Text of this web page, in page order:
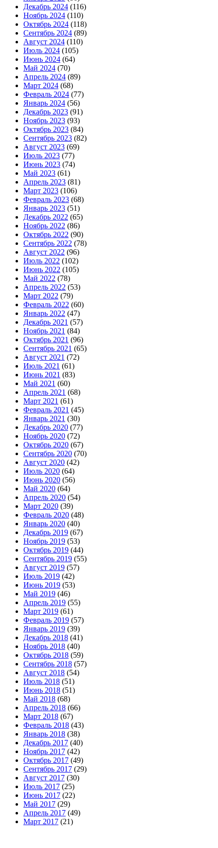
Декабрь 2024 (116)
Ноябрь 2024 (110)
Октябрь 2024 (118)
Сентябрь 2024 (89)
Август 2024 (110)
Июль 2024 (105)
Июнь 2024 (64)
Май 2024 (70)
Апрель 2024 (89)
Март 2024 (68)
Февраль 2024 (77)
Январь 2024 (56)
Декабрь 2023 (91)
Ноябрь 2023 (93)
Октябрь 2023 (84)
Сентябрь 2023 (82)
Август 2023 (69)
Июль 2023 (77)
Июнь 2023 (74)
Май 2023 (61)
Апрель 2023 (81)
Март 2023 (106)
Февраль 2023 (68)
Январь 2023 (51)
Декабрь 2022 (65)
Ноябрь 2022 (86)
Октябрь 2022 (90)
Сентябрь 2022 (78)
Август 2022 (96)
Июль 2022 (102)
Июнь 2022 (105)
Май 2022 (78)
Апрель 2022 (53)
Март 2022 (79)
Февраль 2022 (60)
Январь 2022 (47)
Декабрь 2021 (57)
Ноябрь 2021 (84)
Октябрь 2021 (96)
Сентябрь 2021 (65)
Август 2021 (72)
Июль 2021 (61)
Июнь 2021 (83)
Май 2021 (60)
Апрель 2021 (68)
Март 2021 (61)
Февраль 2021 (45)
Январь 2021 (30)
Декабрь 2020 (77)
Ноябрь 2020 (72)
Октябрь 2020 (67)
Сентябрь 2020 (70)
Август 2020 (42)
Июль 2020 (64)
Июнь 2020 (56)
Май 2020 (64)
Апрель 2020 (54)
Март 2020 (39)
Февраль 2020 (48)
Январь 2020 (40)
Декабрь 2019 (67)
Ноябрь 2019 (53)
Октябрь 2019 (44)
Сентябрь 2019 (55)
Август 2019 (57)
Июль 2019 (42)
Июнь 2019 (53)
Май 2019 (46)
Апрель 2019 (55)
Март 2019 (61)
Февраль 2019 (57)
Январь 2019 (39)
Декабрь 2018 (41)
Ноябрь 2018 (40)
Октябрь 2018 (59)
Сентябрь 2018 (57)
Август 2018 (54)
Июль 2018 (51)
Июнь 2018 (51)
Май 2018 (68)
Апрель 2018 (66)
Март 2018 (67)
Февраль 2018 (43)
Январь 2018 (38)
Декабрь 2017 (40)
Ноябрь 2017 (42)
Октябрь 2017 (49)
Сентябрь 2017 (29)
Август 2017 (30)
Июль 2017 (25)
Июнь 2017 (22)
Май 2017 (29)
Апрель 2017 (49)
Март 2017 (21)